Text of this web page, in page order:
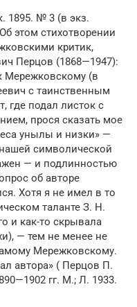
1895. № 3 (в экз.
этом стихотворении
критик,
Перцов (1868—1947):
Мережковскому (в
с таинственным
где подал листок с
прося сказать мое
унылы и низки» —
символической
— и подлинностью
об авторе
Хотя я не имел в то
таланте З. Н.
и как-то скрывала
— тем не менее не
Мережковскому.
автора» ( Перцов П.
гг. М.; Л. 1933.